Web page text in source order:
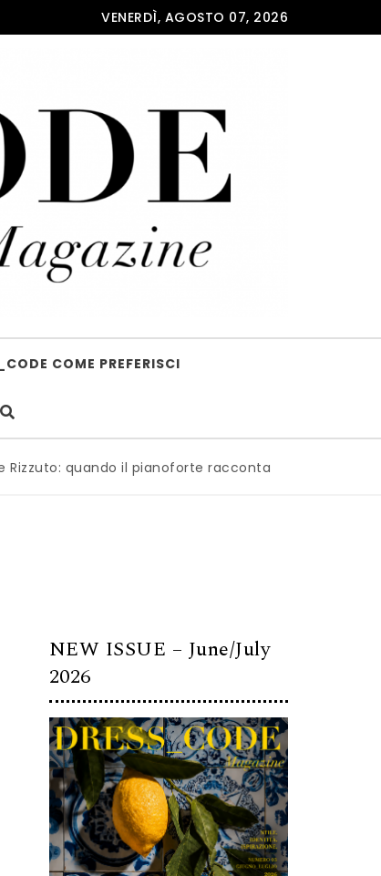
VENERDÌ, AGOSTO 07, 2026
COME PREFERISCI
quando il pianoforte racconta l’anima dell’Italia
NEW ISSUE – June/July
2026